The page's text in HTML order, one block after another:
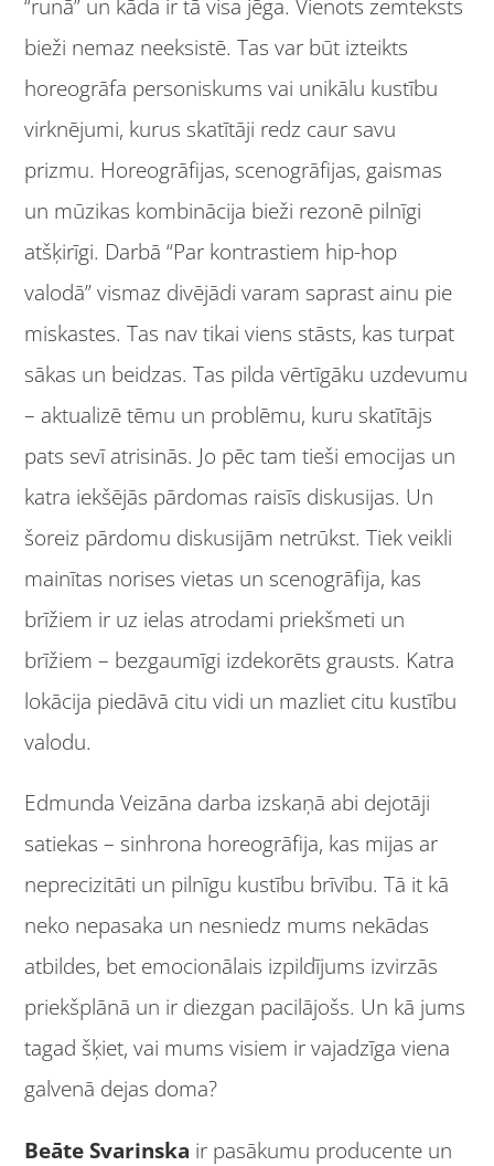
“runā” un kāda ir tā visa jēga. Vienots zemteksts
bieži nemaz neeksistē. Tas var būt izteikts
horeogrāfa personiskums vai unikālu kustību
virknējumi, kurus skatītāji redz caur savu
prizmu. Horeogrāfijas, scenogrāfijas, gaismas
un mūzikas kombinācija bieži rezonē pilnīgi
atšķirīgi. Darbā “Par kontrastiem hip-hop
valodā” vismaz divējādi varam saprast ainu pie
miskastes. Tas nav tikai viens stāsts, kas turpat
sākas un beidzas. Tas pilda vērtīgāku uzdevumu
– aktualizē tēmu un problēmu, kuru skatītājs
pats sevī atrisinās. Jo pēc tam tieši emocijas un
katra iekšējās pārdomas raisīs diskusijas. Un
šoreiz pārdomu diskusijām netrūkst. Tiek veikli
mainītas norises vietas un scenogrāfija, kas
brīžiem ir uz ielas atrodami priekšmeti un
brīžiem – bezgaumīgi izdekorēts grausts. Katra
lokācija piedāvā citu vidi un mazliet citu kustību
valodu.
Edmunda Veizāna darba izskaņā abi dejotāji
satiekas – sinhrona horeogrāfija, kas mijas ar
neprecizitāti un pilnīgu kustību brīvību. Tā it kā
neko nepasaka un nesniedz mums nekādas
atbildes, bet emocionālais izpildījums izvirzās
priekšplānā un ir diezgan pacilājošs. Un kā jums
tagad šķiet, vai mums visiem ir vajadzīga viena
galvenā dejas doma?
Beāte Svarinska ir pasākumu producente un